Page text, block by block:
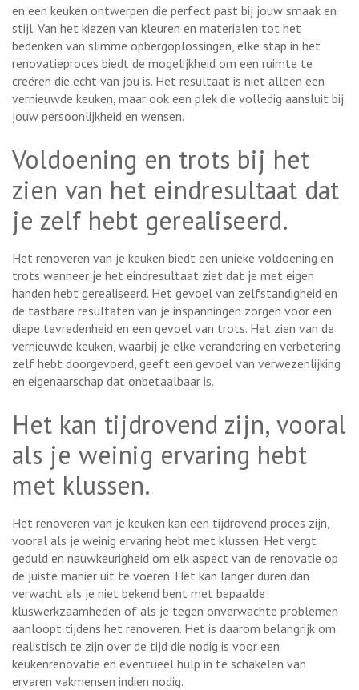
en een keuken ontwerpen die perfect past bij jouw smaak en
stijl. Van het kiezen van kleuren en materialen tot het
bedenken van slimme opbergoplossingen, elke stap in het
renovatieproces biedt de mogelijkheid om een ruimte te
creëren die echt van jou is. Het resultaat is niet alleen een
vernieuwde keuken, maar ook een plek die volledig aansluit bij
jouw persoonlijkheid en wensen.
Voldoening en trots bij het
zien van het eindresultaat dat
je zelf hebt gerealiseerd.
Het renoveren van je keuken biedt een unieke voldoening en
trots wanneer je het eindresultaat ziet dat je met eigen
handen hebt gerealiseerd. Het gevoel van zelfstandigheid en
de tastbare resultaten van je inspanningen zorgen voor een
diepe tevredenheid en een gevoel van trots. Het zien van de
vernieuwde keuken, waarbij je elke verandering en verbetering
zelf hebt doorgevoerd, geeft een gevoel van verwezenlijking
en eigenaarschap dat onbetaalbaar is.
Het kan tijdrovend zijn, vooral
als je weinig ervaring hebt
met klussen.
Het renoveren van je keuken kan een tijdrovend proces zijn,
vooral als je weinig ervaring hebt met klussen. Het vergt
geduld en nauwkeurigheid om elk aspect van de renovatie op
de juiste manier uit te voeren. Het kan langer duren dan
verwacht als je niet bekend bent met bepaalde
kluswerkzaamheden of als je tegen onverwachte problemen
aanloopt tijdens het renoveren. Het is daarom belangrijk om
realistisch te zijn over de tijd die nodig is voor een
keukenrenovatie en eventueel hulp in te schakelen van
ervaren vakmensen indien nodig.